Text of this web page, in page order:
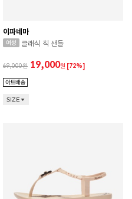
이파네마
클래식 칙 샌들
69,000 19,000원 [72%]
SIZE